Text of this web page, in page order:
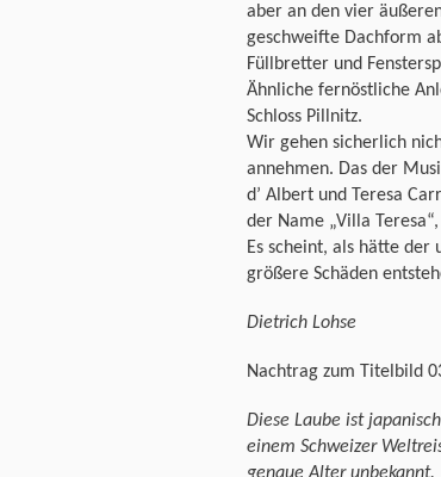
aber an den vier
geschweifte Dachform
Füllbretter und
Ähnliche fernöstliche
Schloss Pillnitz.
Wir gehen sicherlich
annehmen. Das der
d’ Albert und Teresa
der Name „Villa
Es scheint, als hätte
größere Schäden
Dietrich Lohse
Nachtrag zum Titelbild
Diese Laube ist
einem Schweizer